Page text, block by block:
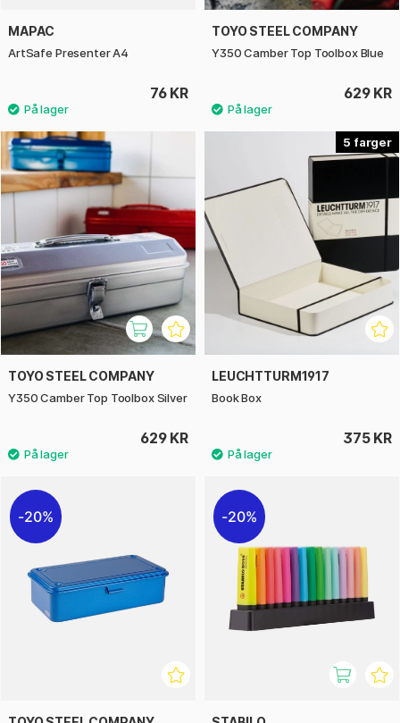
MAPAC
ArtSafe Presenter A4
76 KR
TOYO STEEL COMPANY
Y350 Camber Top Toolbox Blue
629 KR
TOYO STEEL COMPANY
Y350 Camber Top Toolbox Silver
629 KR
5
LEUCHTTURM1917
Book Box
375 KR
20% 20%